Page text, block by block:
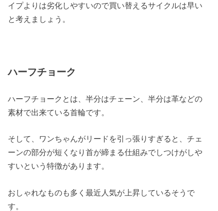
イプよりは劣化しやすいので買い替えるサイクルは早い
と考えましょう。
ハーフチョーク
ハーフチョークとは、半分はチェーン、半分は革などの
素材で出来ている首輪です。
そして、ワンちゃんがリードを引っ張りすぎると、チェ
ーンの部分が短くなり首が締まる仕組みでしつけがしや
すいという特徴があります。
おしゃれなものも多く最近人気が上昇しているそうで
す。